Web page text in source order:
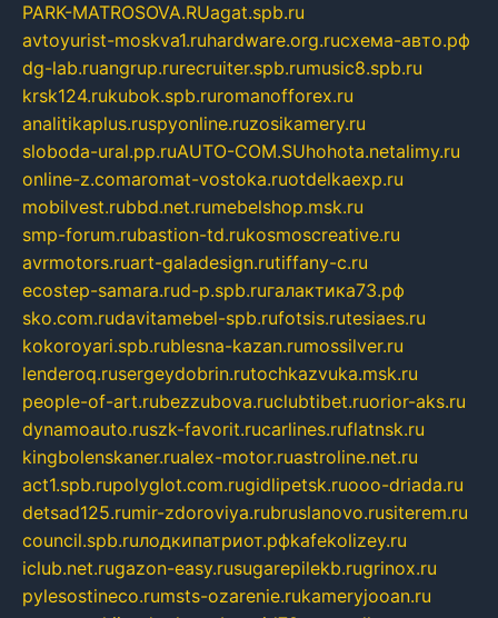
PARK-MATROSOVA.RUagat.spb.ru
avtoyurist-moskva1.ruhardware.org.ruсхема-авто.рф
dg-lab.ruangrup.rurecruiter.spb.rumusic8.spb.ru
krsk124.rukubok.spb.ruromanofforex.ru
analitikaplus.ruspyonline.ruzosikamery.ru
sloboda-ural.pp.ruAUTO-COM.SUhohota.netalimy.ru
online-z.comaromat-vostoka.ruotdelkaexp.ru
mobilvest.rubbd.net.rumebelshop.msk.ru
smp-forum.rubastion-td.rukosmoscreative.ru
avrmotors.ruart-galadesign.rutiffany-c.ru
ecostep-samara.rud-p.spb.ruгалактика73.рф
sko.com.rudavitamebel-spb.rufotsis.rutesiaes.ru
kokoroyari.spb.rublesna-kazan.rumossilver.ru
lenderoq.rusergeydobrin.rutochkazvuka.msk.ru
people-of-art.rubezzubova.ruclubtibet.ruorior-aks.ru
dynamoauto.ruszk-favorit.rucarlines.ruflatnsk.ru
kingbolenskaner.rualex-motor.ruastroline.net.ru
act1.spb.rupolyglot.com.rugidlipetsk.ruooo-driada.ru
detsad125.rumir-zdoroviya.rubruslanovo.rusiterem.ru
council.spb.ruлодкипатриот.рфkafekolizey.ru
iclub.net.rugazon-easy.rusugarepilekb.rugrinox.ru
pylesostineco.rumsts-ozarenie.rukameryjooan.ru